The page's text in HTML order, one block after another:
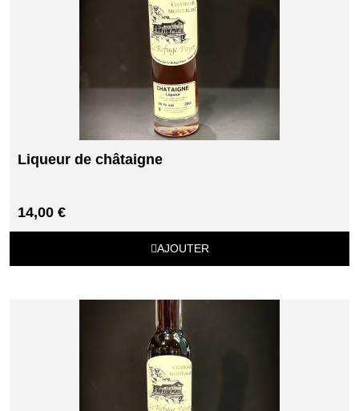
Liqueur de châtaigne
14,00 €
AJOUTER